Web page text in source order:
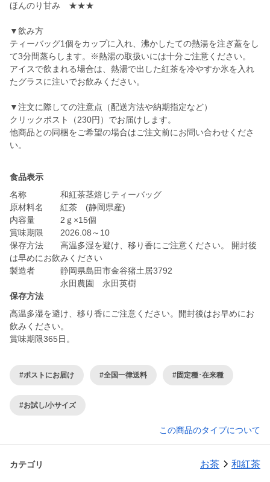
ほんのり甘み ★★★
▼飲み方
ティーバッグ1個をカップに入れ、沸かしたての熱湯を注ぎ蓋をし
て3分間蒸らします。※熱湯の取扱いには十分ご注意ください。
アイスで飲まれる場合は、熱湯で出した紅茶を冷やすか氷を入れ
たグラスに注いでお飲みください。
▼注文に際しての注意点（配送方法や納期指定など）
クリックポスト（230円）でお届けします。
他商品との同梱をご希望の場合はご注文前にお問い合わせくださ
い。
食品表示
名称 和紅茶茎焙じティーバッグ
原材料名 紅茶 (静岡県産)
内容量 2ｇ×15個
賞味期限 2026.08～10
保存方法 高温多湿を避け、移り香にご注意ください。 開封後
は早めにお飲みください
製造者 静岡県島田市金谷猪土居3792
永田農園 永田英樹
保存方法
高温多湿を避け、移り香にご注意ください。開封後はお早めにお
飲みください。
賞味期限365日。
#ポストにお届け #全国一律送料 #固定種･在来種
#お試し/小サイズ
この商品のタイプについて
カテゴリ お茶 和紅茶